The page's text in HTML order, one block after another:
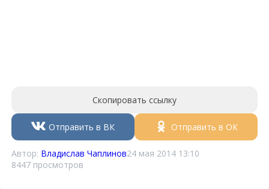
Скопировать ссылку
Отправить в ВК Отправить в ОК
Автор: Владислав Чаплинов24 мая 2014 13:10
8447 просмотров